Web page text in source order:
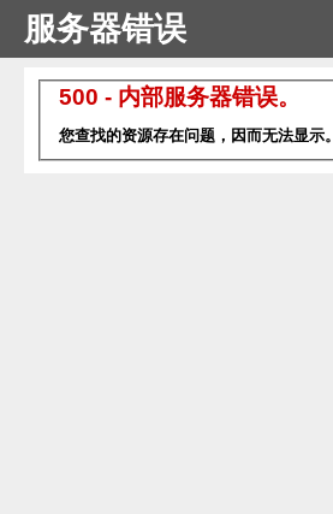
服务器错误
500 - 内部服务器错误。
您查找的资源存在问题，因而无法显示。